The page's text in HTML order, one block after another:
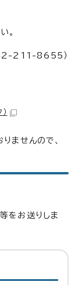
。
211-8655）
ませんので、
をお送りしま